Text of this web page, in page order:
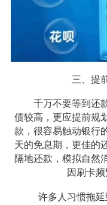
三、提
千万不要等到还
债较高，更应提前规
款，很容易触动银行
天的免息期，更佳的
隔地还款，模拟自然
因刷卡频
许多人习惯拖